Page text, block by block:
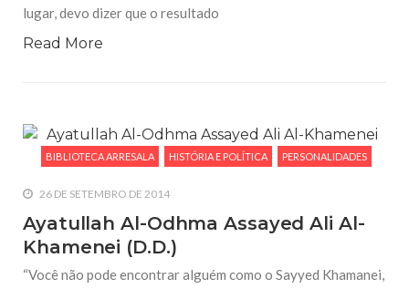
lugar, devo dizer que o resultado
Read More
BIBLIOTECA ARRESALA HISTÓRIA E POLÍTICA PERSONALIDADES
26 DE SETEMBRO DE 2014
Ayatullah Al-Odhma Assayed Ali Al-
Khamenei (D.D.)
“Você não pode encontrar alguém como o Sayyed Khamanei,